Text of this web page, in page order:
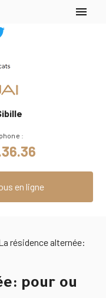
menu
en ligne
résidence alternée:
pour ou